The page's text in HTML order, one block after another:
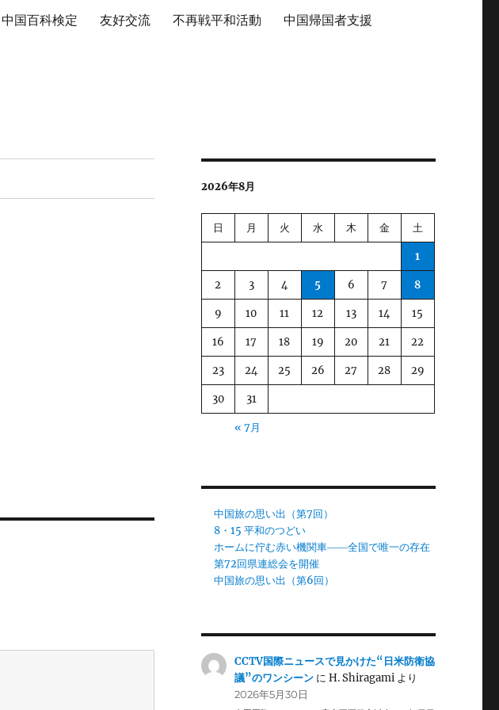
中国百科検定 友好交流 不再戦平和活動 中国帰国者支援
2026年8月
日 月 火 水 木 金 土
1
2 3 4 5 6 7 8
9 10 11 12 13 14 15
16 17 18 19 20 21 22
23 24 25 26 27 28 29
30 31
« 7月
中国旅の思い出（第7回）
8・15 平和のつどい
ホームに佇む赤い機関車――全国で唯一の存在
第72回県連総会を開催
中国旅の思い出（第6回）
CCTV国際ニュースで見かけた“日米防衛協
議”のワンシーン にH. Shiragami より
2026年5月30日